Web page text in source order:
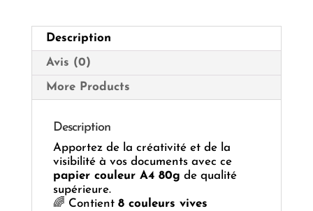
assorties
Description
Avis (0)
More Products
Description
Apportez de la créativité et de la
visibilité à vos documents avec ce
papier couleur A4 80g de qualité
supérieure.
🌈 Contient 8 couleurs vives